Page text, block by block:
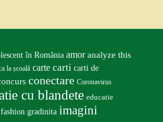
în România amor analyze this
la școală carte carti carti de
conectare Coronavirus
cu blandete educatie
fashion gradinita imagini